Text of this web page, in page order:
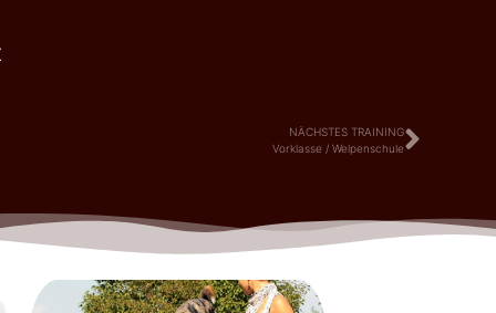
NÄCHSTES TRAINING
Vorklasse / Welpenschule